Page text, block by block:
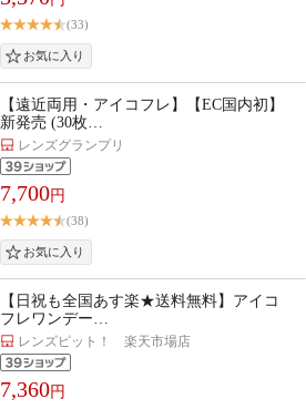
(33)
【遠近両用・アイコフレ】【EC国内初】
新発売 (30枚…
レンズグランプリ
7,700円
(38)
【日祝も全国あす楽★送料無料】アイコ
フレワンデー…
レンズピット！ 楽天市場店
7,360円